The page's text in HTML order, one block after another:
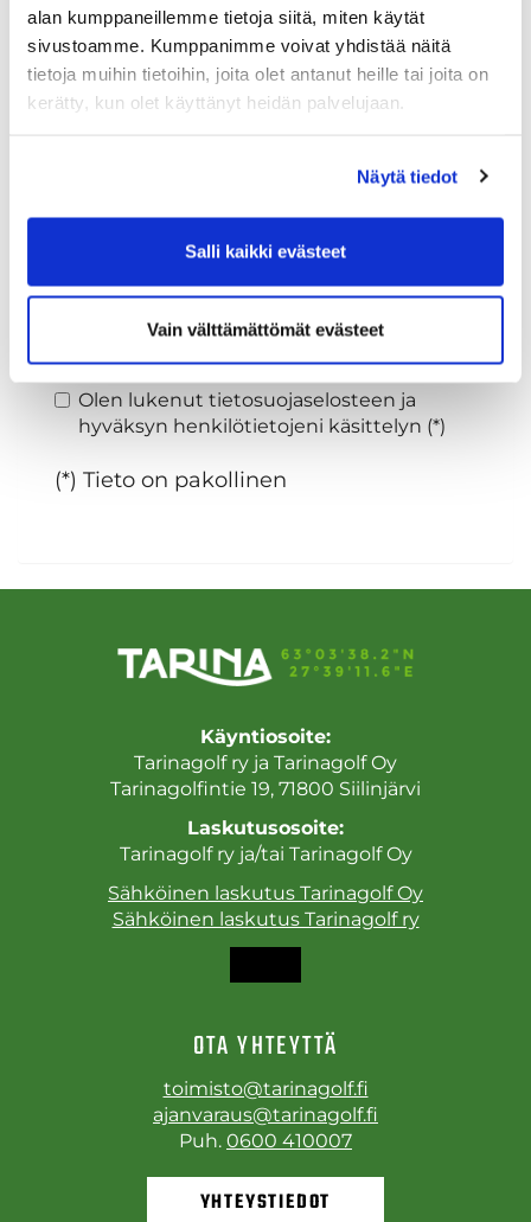
alan kumppaneillemme tietoja siitä, miten käytät
sivustoamme. Kumppanimme voivat yhdistää näitä
tietoja muihin tietoihin, joita olet antanut heille tai joita on
kerätty, kun olet käyttänyt heidän palvelujaan.
Näytä tiedot
Salli kaikki evästeet
Vain välttämättömät evästeet
Syntymäaika: (*)
Rekisteröidy
Haluan tilata Tarina Golf uutiskirjeen
Olen lukenut tietosuojaselosteen ja
hyväksyn henkilötietojeni käsittelyn (*)
(*) Tieto on pakollinen
Käyntiosoite:
Tarinagolf ry ja Tarinagolf Oy
Tarinagolfintie 19, 71800 Siilinjärvi
Laskutusosoite:
Tarinagolf ry ja/tai Tarinagolf Oy
Sähköinen laskutus Tarinagolf Oy
Sähköinen laskutus Tarinagolf ry
OTA YHTEYTTÄ
toimisto@tarinagolf.fi
ajanvaraus@tarinagolf.fi
Puh. 0600 410007
YHTEYSTIEDOT